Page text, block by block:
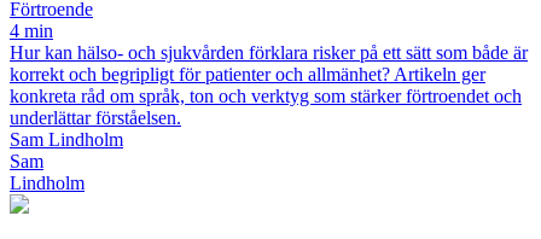
Förtroende
4 min
Hur kan hälso- och sjukvården förklara risker på ett sätt som både är
korrekt och begripligt för patienter och allmänhet? Artikeln ger
konkreta råd om språk, ton och verktyg som stärker förtroendet och
underlättar förståelsen.
Sam Lindholm
Sam
Lindholm